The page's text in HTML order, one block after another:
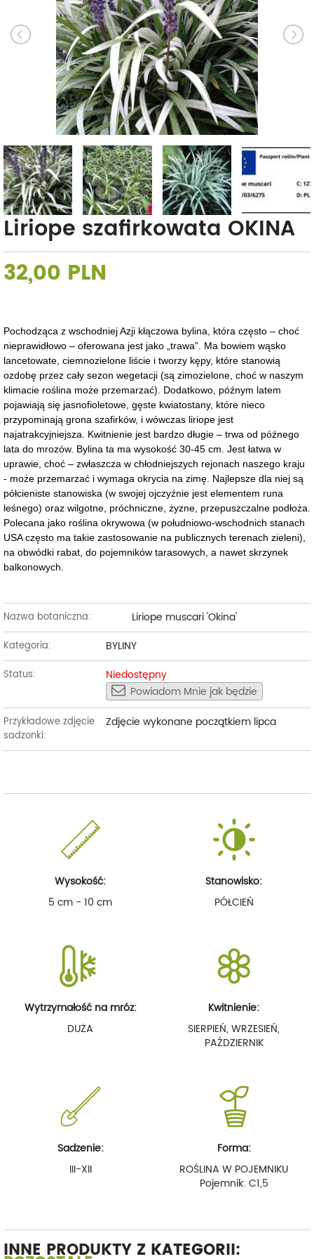
Liriope szafirkowata OKINA
32,00 PLN
Pochodząca z wschodniej Azji kłączowa bylina, która często – choć
nieprawidłowo – oferowana jest jako „trawa”. Ma bowiem wąsko
lancetowate, ciemnozielone liście i tworzy kępy, które stanowią
ozdobę przez cały sezon wegetacji (są zimozielone, choć w naszym
klimacie roślina może przemarzać). Dodatkowo, późnym latem
pojawiają się jasnofioletowe, gęste kwiatostany, które nieco
przypominają grona szafirków, i wówczas liriope jest
najatrakcyjniejsza. Kwitnienie jest bardzo długie – trwa od późnego
lata do mrozów. Bylina ta ma wysokość 30-45 cm. Jest łatwa w
uprawie, choć – zwłaszcza w chłodniejszych rejonach naszego kraju
- może przemarzać i wymaga okrycia na zimę. Najlepsze dla niej są
półcieniste stanowiska (w swojej ojczyźnie jest elementem runa
leśnego) oraz wilgotne, próchniczne, żyzne, przepuszczalne podłoża.
Polecana jako roślina okrywowa (w południowo-wschodnich stanach
USA często ma takie zastosowanie na publicznych terenach zieleni),
na obwódki rabat, do pojemników tarasowych, a nawet skrzynek
balkonowych.
Nazwa botaniczna: Liriope muscari 'Okina'
Kategoria: BYLINY
Status:
Niedostępny
Powiadom Mnie jak będzie
Przykładowe zdjęcie
sadzonki:
Zdjęcie wykonane początkiem lipca
Wysokość:
5 cm - 10 cm
Stanowisko:
PÓŁCIEŃ
Wytrzymałość na mróz:
DUŻA
Kwitnienie:
SIERPIEŃ, WRZESIEŃ,
PAŹDZIERNIK
Sadzenie:
III-XII
Forma:
ROŚLINA W POJEMNIKU
Pojemnik: C1,5
INNE PRODUKTY Z KATEGORII: